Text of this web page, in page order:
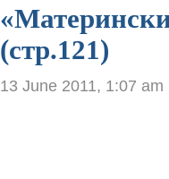
(стр.121)
13 June 2011, 1:07 am